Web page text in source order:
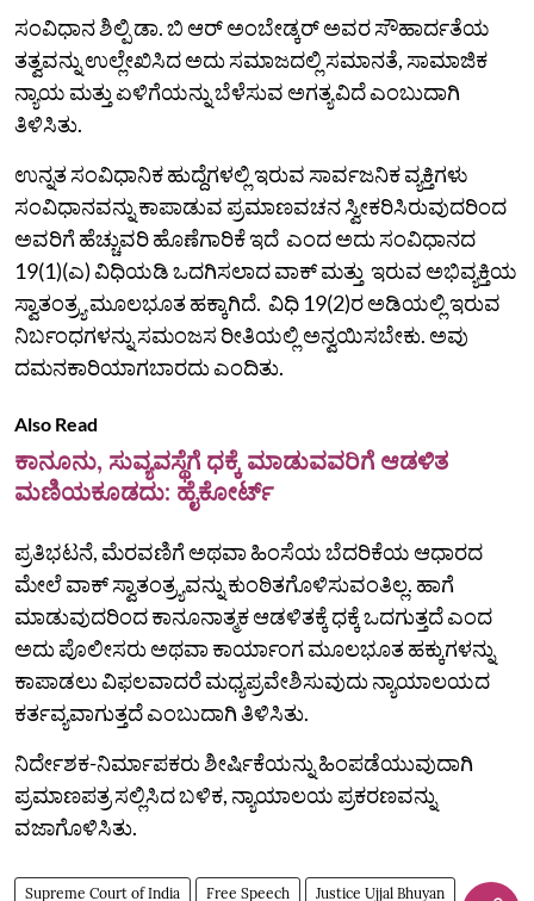
ಸಂವಿಧಾನ ಶಿಲ್ಪಿ ಡಾ. ಬಿ ಆರ್‌ ಅಂಬೇಡ್ಕರ್‌ ಅವರ ಸೌಹಾರ್ದತೆಯ
ತತ್ವವನ್ನು ಉಲ್ಲೇಖಿಸಿದ ಅದು ಸಮಾಜದಲ್ಲಿ ಸಮಾನತೆ, ಸಾಮಾಜಿಕ
ನ್ಯಾಯ ಮತ್ತು ಏಳಿಗೆಯನ್ನು ಬೆಳೆಸುವ ಅಗತ್ಯವಿದೆ ಎಂಬುದಾಗಿ
ತಿಳಿಸಿತು.
ಉನ್ನತ ಸಂವಿಧಾನಿಕ ಹುದ್ದೆಗಳಲ್ಲಿ ಇರುವ ಸಾರ್ವಜನಿಕ ವ್ಯಕ್ತಿಗಳು
ಸಂವಿಧಾನವನ್ನು ಕಾಪಾಡುವ ಪ್ರಮಾಣವಚನ ಸ್ವೀಕರಿಸಿರುವುದರಿಂದ
ಅವರಿಗೆ ಹೆಚ್ಚುವರಿ ಹೊಣೆಗಾರಿಕೆ ಇದೆ ಎಂದ ಅದು ಸಂವಿಧಾನದ
19(1)(ಎ) ವಿಧಿಯಡಿ ಒದಗಿಸಲಾದ ವಾಕ್‌ ಮತ್ತು ಇರುವ ಅಭಿವ್ಯಕ್ತಿಯ
ಸ್ವಾತಂತ್ರ್ಯ ಮೂಲಭೂತ ಹಕ್ಕಾಗಿದೆ. ವಿಧಿ 19(2)ರ ಅಡಿಯಲ್ಲಿ ಇರುವ
ನಿರ್ಬಂಧಗಳನ್ನು ಸಮಂಜಸ ರೀತಿಯಲ್ಲಿ ಅನ್ವಯಿಸಬೇಕು. ಅವು
ದಮನಕಾರಿಯಾಗಬಾರದು ಎಂದಿತು.
Also Read
ಕಾನೂನು, ಸುವ್ಯವಸ್ಥೆಗೆ ಧಕ್ಕೆ ಮಾಡುವವರಿಗೆ ಆಡಳಿತ
ಮಣಿಯಕೂಡದು: ಹೈಕೋರ್ಟ್‌
ಪ್ರತಿಭಟನೆ, ಮೆರವಣಿಗೆ ಅಥವಾ ಹಿಂಸೆಯ ಬೆದರಿಕೆಯ ಆಧಾರದ
ಮೇಲೆ ವಾಕ್‌ ಸ್ವಾತಂತ್ರ್ಯವನ್ನು ಕುಂಠಿತಗೊಳಿಸುವಂತಿಲ್ಲ. ಹಾಗೆ
ಮಾಡುವುದರಿಂದ ಕಾನೂನಾತ್ಮಕ ಆಡಳಿತಕ್ಕೆ ಧಕ್ಕೆ ಒದಗುತ್ತದೆ ಎಂದ
ಅದು ಪೊಲೀಸರು ಅಥವಾ ಕಾರ್ಯಾಂಗ ಮೂಲಭೂತ ಹಕ್ಕುಗಳನ್ನು
ಕಾಪಾಡಲು ವಿಫಲವಾದರೆ ಮಧ್ಯಪ್ರವೇಶಿಸುವುದು ನ್ಯಾಯಾಲಯದ
ಕರ್ತವ್ಯವಾಗುತ್ತದೆ ಎಂಬುದಾಗಿ ತಿಳಿಸಿತು.
ನಿರ್ದೇಶಕ-ನಿರ್ಮಾಪಕರು ಶೀರ್ಷಿಕೆಯನ್ನು ಹಿಂಪಡೆಯುವುದಾಗಿ
ಪ್ರಮಾಣಪತ್ರ ಸಲ್ಲಿಸಿದ ಬಳಿಕ, ನ್ಯಾಯಾಲಯ ಪ್ರಕರಣವನ್ನು
ವಜಾಗೊಳಿಸಿತು.
Supreme Court of India Free Speech Justice Ujjal Bhuyan